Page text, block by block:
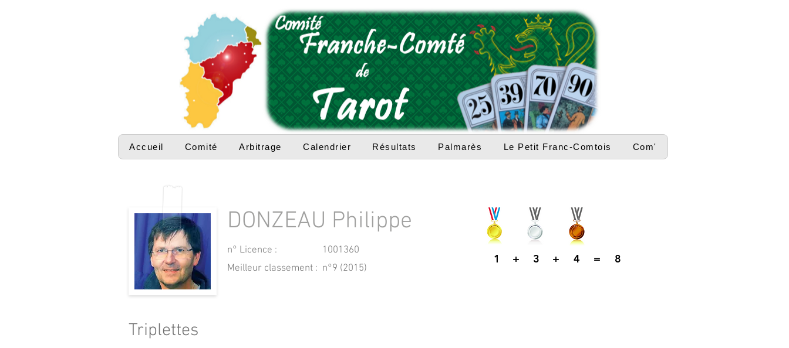
Accueil Comité Arbitrage Calendrier Résultats Palmarès Le Petit Franc-Comtois Com'
DONZEAU Philippe
n° Licence :
Meilleur classement :
1001360
n°9 (2015)
1 + 3 + 4 = 8
Triplettes